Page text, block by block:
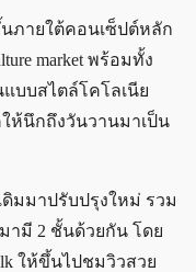
ภายใต้คอนเซ็ปต์หลัก
market พร้อมทั้ง
บบสไตล์โคโลเนีย
ห้นึกถึงวันวานมาเป็น
มมาปรับปรุงใหม่ รวม
ามี 2 ชั้นด้วยกัน โดย
ให้ขึ้นไปชมวิวสวย